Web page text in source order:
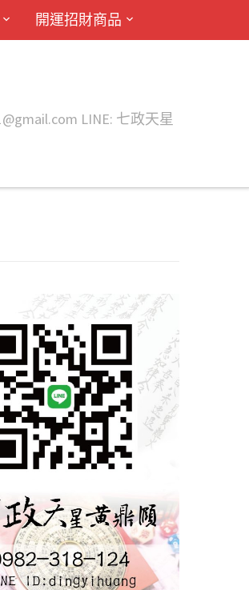
開運招財商品
LINE: 七政天星